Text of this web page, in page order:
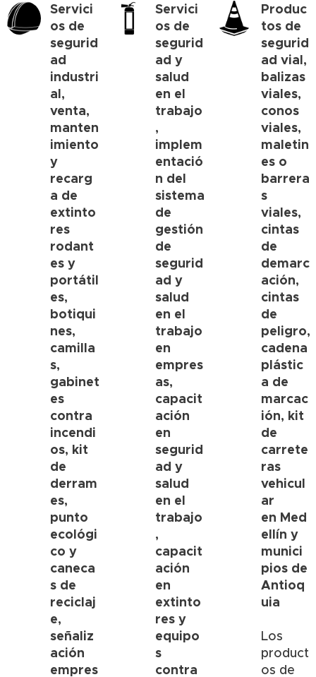
Servici
os de
segurid
ad
industri
al,
venta,
manten
imiento
y
recarg
a de
extinto
res
rodant
es y
portátil
es,
botiqui
nes,
camilla
s,
gabinet
es
contra
incendi
os, kit
de
derram
es,
punto
ecológi
co y
caneca
s de
reciclaj
e,
señaliz
ación
empres
Servici
os de
segurid
ad y
salud
en el
trabajo
,
implem
entació
n del
sistema
de
gestión
de
segurid
ad y
salud
en el
trabajo
en
empres
as,
capacit
ación
en
segurid
ad y
salud
en el
trabajo
,
capacit
ación
en
extinto
res y
equipo
s
contra
Produc
tos de
segurid
ad vial,
balizas
viales,
conos
viales,
maletin
es o
barrera
s
viales,
cintas
de
demarc
ación,
cintas
de
peligro,
cadena
plástic
a de
marcac
ión, kit
de
carrete
ras
vehicul
ar
en Med
ellín y
munici
pios de
Antioq
uia
Los
product
os de